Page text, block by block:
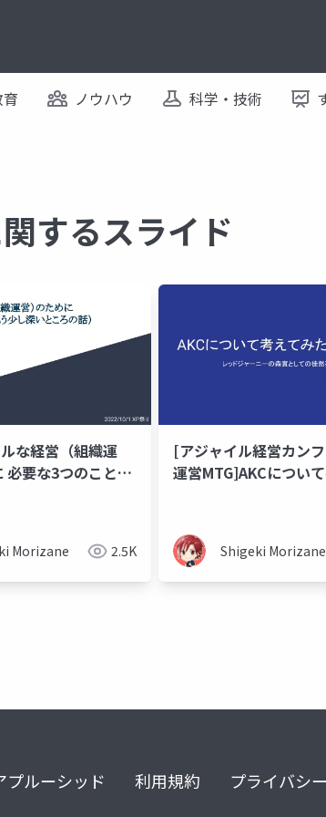
ノウハウ 科学・技術
するスライド
な経営（組織運
必要な3つのこと
Morizane 2.5K
[アジャイル経営カン
運営MTG]AKCについ
Shigeki Morizane
ルーシッド 利用規約 プライバシ